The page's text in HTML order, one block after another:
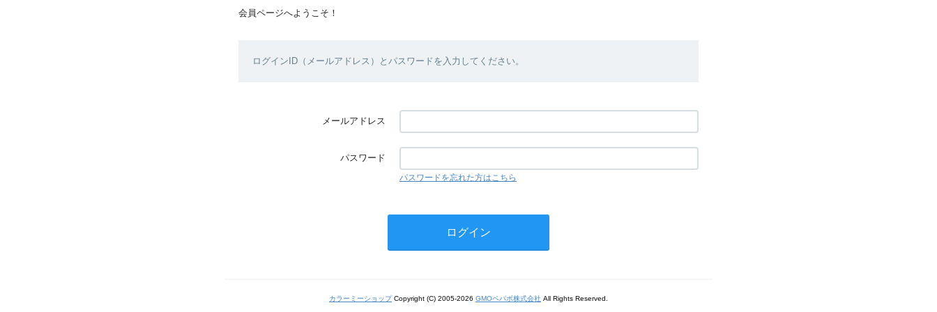
会員ページへようこそ！
ログインID（メールアドレス）とパスワードを入力してください。
メールアドレス
パスワード
パスワードを忘れた方はこちら
カラーミーショップCopyright (C) 2005-2026 GMOペパボ株式会社 All Rights Reserved.